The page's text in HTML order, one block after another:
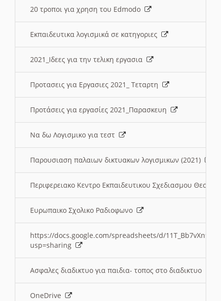
20 τροποι για χρηση του Edmodo
Εκπαιδευτικα λογισμικά σε κατηγοριες
2021_Ιδεες για την τελικη εργασια
Προτασεις για Εργασιες 2021_ Τεταρτη
Προτάσεις για εργασίες 2021_Παρασκευη
Να δω Λογισμικο για τεστ
Παρουσιαση παλαιων δικτυακων λογισμικων (2021)
Περιφερειακο Κεντρο Εκπαιδευτικου Σχεδιασμου
Ευρωπαικο Σχολικο Ραδιοφωνο
https://docs.google.com/spreadsheets/d/
usp=sharing
Ασφαλες διαδικτυο για παιδια- τοπος στο διαδικτυο
OneDrive